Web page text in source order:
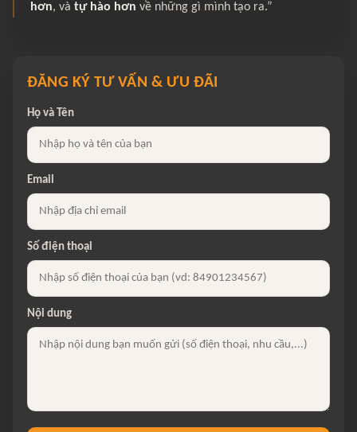
hơn, và tự hào hơn về những gì mình tạo ra.”
ĐĂNG KÝ TƯ VẤN & ƯU ĐÃI
Họ và Tên
Email
Số điện thoại
Nội dung